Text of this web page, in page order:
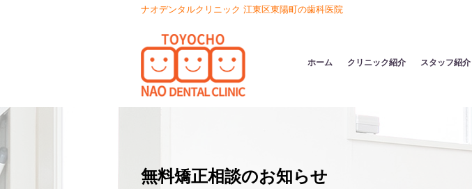
ナオデンタルクリニック 江東区東陽町の歯科医院
ホーム クリニック紹介 スタッフ紹介
無料矯正相談のお知らせ